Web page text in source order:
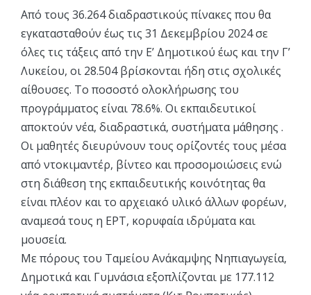
Από τους 36.264 διαδραστικούς πίνακες που θα
εγκατασταθούν έως τις 31 Δεκεμβρίου 2024 σε
όλες τις τάξεις από την Ε’ Δημοτικού έως και την Γ’
Λυκείου, οι 28.504 βρίσκονται ήδη στις σχολικές
αίθουσες. Το ποσοστό ολοκλήρωσης του
προγράμματος είναι 78.6%. Οι εκπαιδευτικοί
αποκτούν νέα, διαδραστικά, συστήματα μάθησης .
Οι μαθητές διευρύνουν τους ορίζοντές τους μέσα
από ντοκιμαντέρ, βίντεο και προσομοιώσεις ενώ
στη διάθεση της εκπαιδευτικής κοινότητας θα
είναι πλέον και το αρχειακό υλικό άλλων φορέων,
αναμεσά τους η ΕΡΤ, κορυφαία ιδρύματα και
μουσεία.
Με πόρους του Ταμείου Ανάκαμψης Νηπιαγωγεία,
Δημοτικά και Γυμνάσια εξοπλίζονται με 177.112